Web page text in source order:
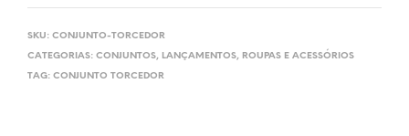
SKU: CONJUNTO-TORCEDOR
CATEGORIAS: CONJUNTOS, LANÇAMENTOS, ROUPAS E ACESSÓRIOS
TAG: CONJUNTO TORCEDOR